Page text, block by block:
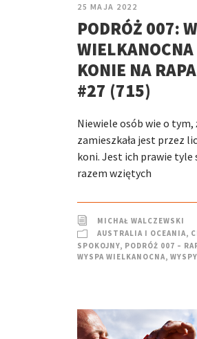
25 MAJA 2022
PODRÓŻ 007:
KONIE NA
#27 (715)
Niewiele osób wie o tym,
zamieszkała jest przez
koni. Jest ich prawie tyle
razem wziętych
MICHAŁ WALCZEWSKI
AUSTRALIA I OCEANIA,
SPOKOJNY, PODRÓŻ 007 –
WYSPA WIELKANOCNA, WYSPY